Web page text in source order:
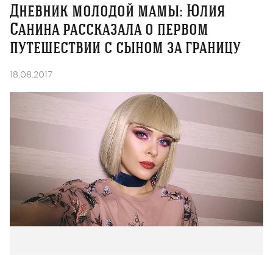
Дневник молодой мамы: Юлия
Санина рассказала о первом
путешествии с сыном за границу
18.08.2017